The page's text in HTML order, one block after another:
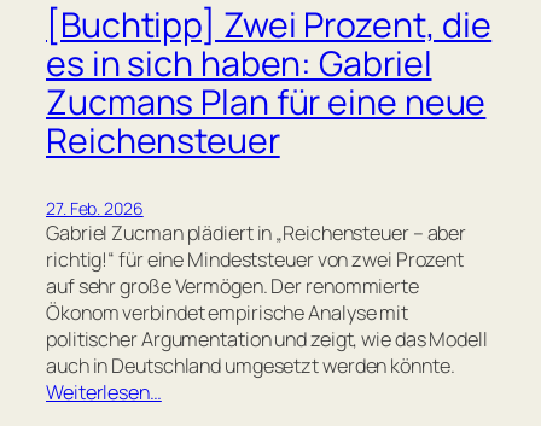
[Buchtipp] Zwei Prozent, die
es in sich haben: Gabriel
Zucmans Plan für eine neue
Reichensteuer
27. Feb. 2026
Gabriel Zucman plädiert in „Reichensteuer – aber
richtig!“ für eine Mindeststeuer von zwei Prozent
auf sehr große Vermögen. Der renommierte
Ökonom verbindet empirische Analyse mit
politischer Argumentation und zeigt, wie das Modell
auch in Deutschland umgesetzt werden könnte.
Weiterlesen…